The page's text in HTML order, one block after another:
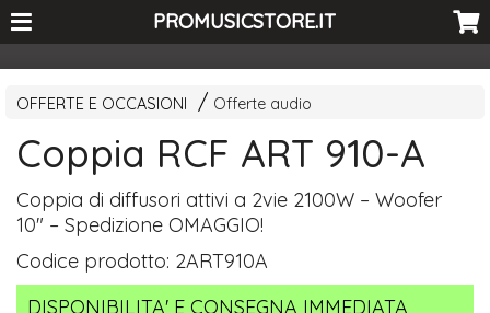
<-- Curio's GSC -->PROMUSICSTORE.IT
OFFERTE E OCCASIONI Offerte audio
Coppia RCF ART 910-A
Coppia di diffusori attivi a 2vie 2100W – Woofer
10" – SpedizioneOMAGGIO!
Codice prodotto: 2ART910A
DISPONIBILITA' E CONSEGNA IMMEDIATA